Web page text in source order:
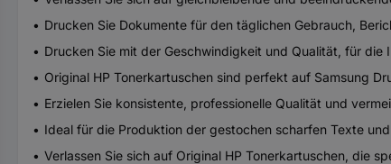
Drucken Sie Dokumente für den täglichen Gebrauch,
Drucken Sie mit der Geschwindigkeit und Qualität, für
Original HP Tonerkartuschen sind perfekt auf Samsung
Erzielen Sie konsistente, professionelle Qualität und
Ideal für die Produktion der gestochen scharfen Texte
Verlassen Sie sich auf Original HP Tonerkartuschen, die